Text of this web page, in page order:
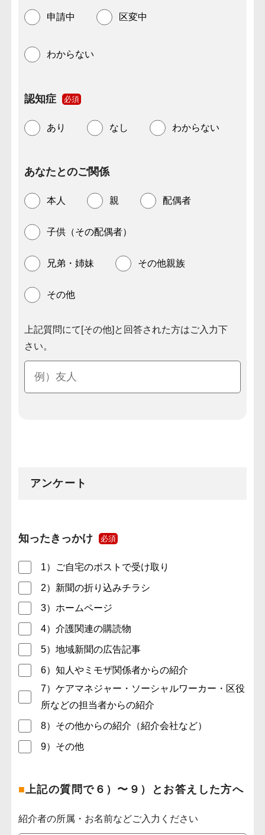
申請中 区変中
わからない
認知症 必須
あり なし わからない
あなたとのご関係
本人 親 配偶者
子供（その配偶者）
兄弟・姉妹 その他親族
その他
上記質問にて[その他]と回答された方はご入力下
さい。
アンケート
知ったきっかけ 必須
1）ご自宅のポストで受け取り
2）新聞の折り込みチラシ
3）ホームページ
4）介護関連の購読物
5）地域新聞の広告記事
6）知人やミモザ関係者からの紹介
7）ケアマネジャー・ソーシャルワーカー・区役
所などの担当者からの紹介
8）その他からの紹介（紹介会社など）
9）その他
■ 上記の質問で６）〜９）とお答えした方へ
紹介者の所属・お名前などご入力ください